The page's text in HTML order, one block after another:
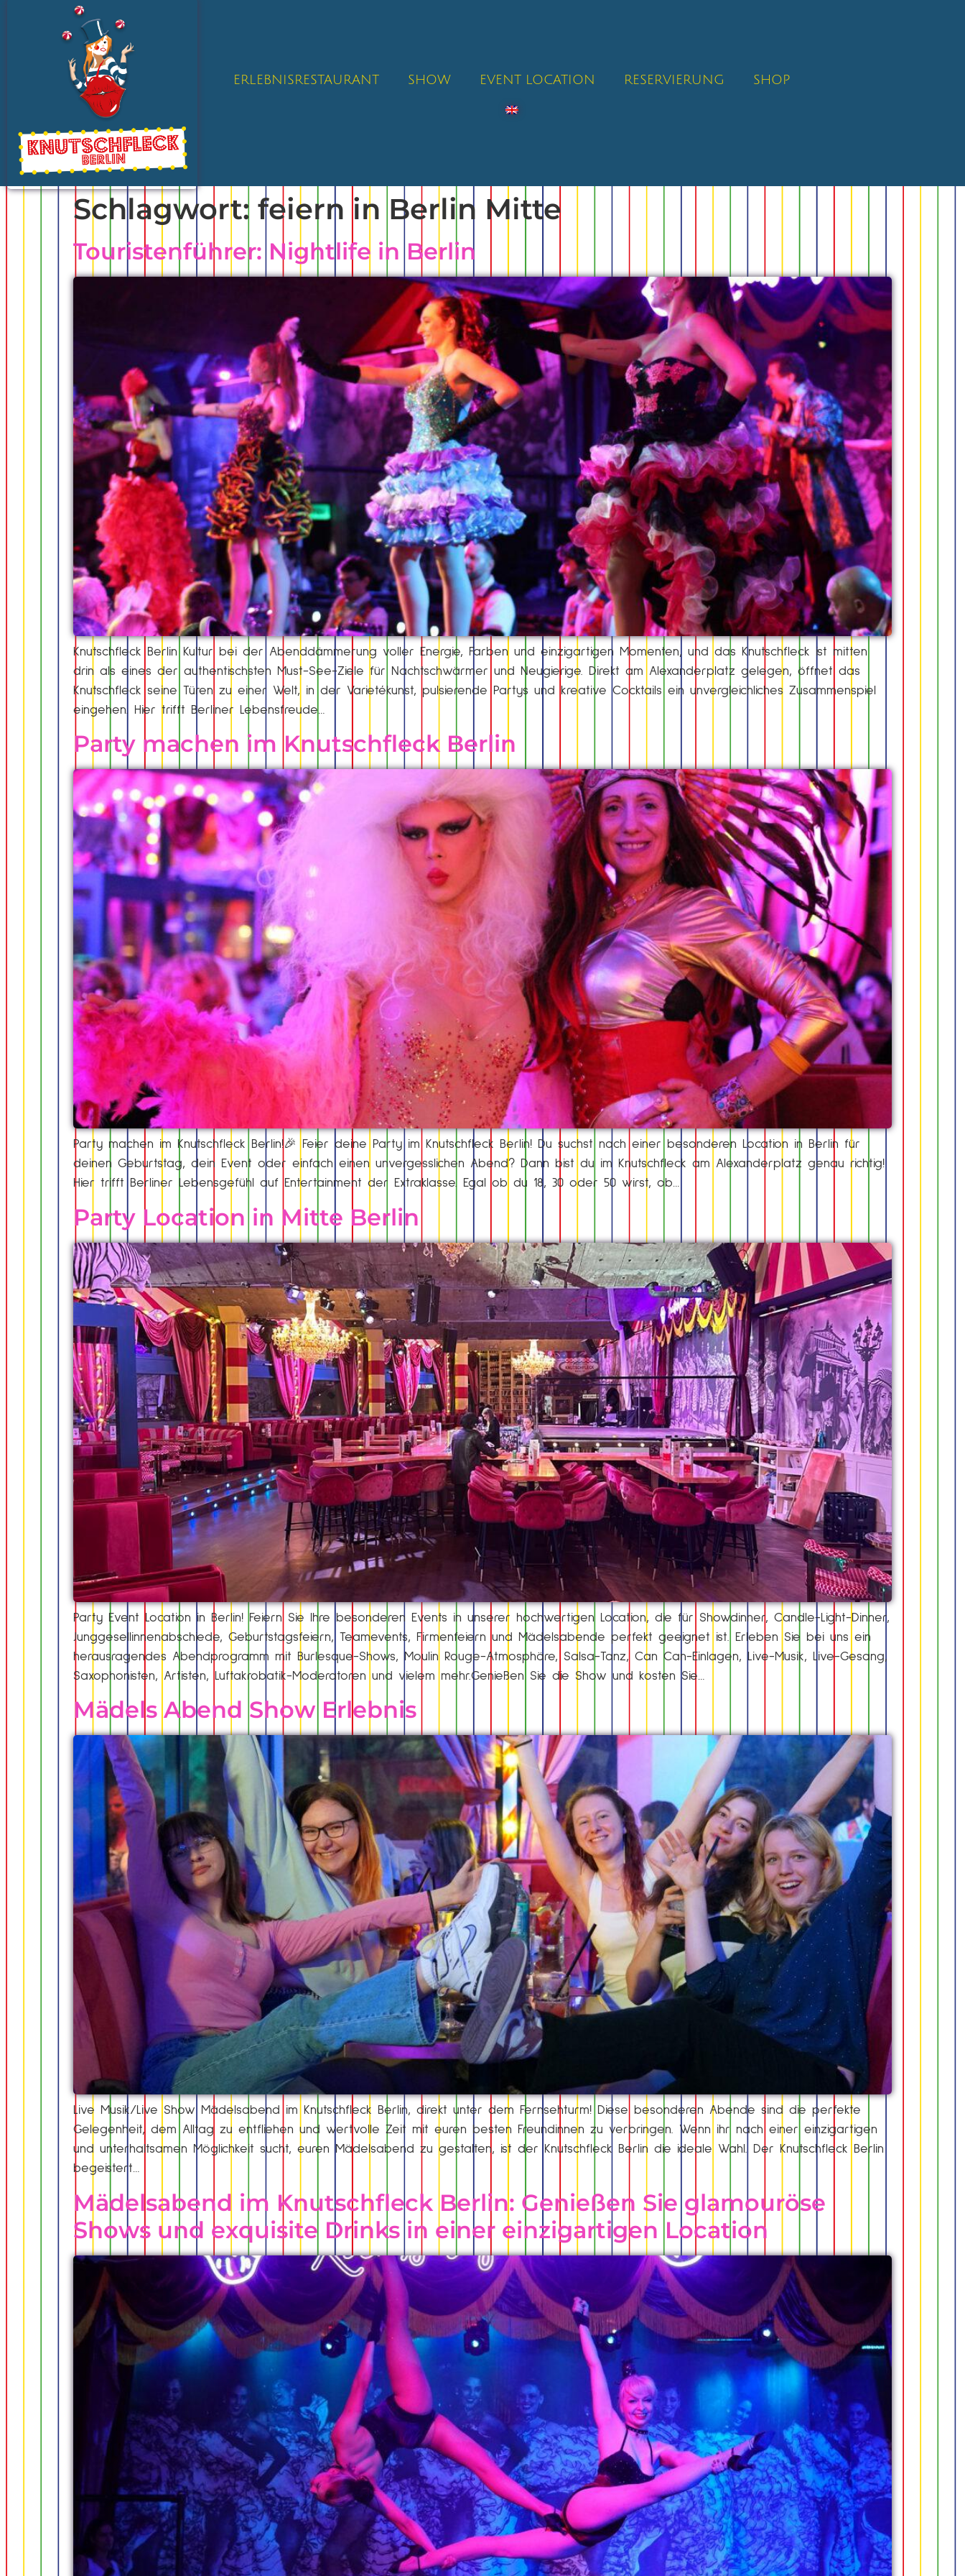
ERLEBNISRESTAURANT SHOW EVENT LOCATION RESERVIERUNG SHOP
Schlagwort: feiern in Berlin Mitte
Touristenführer: Nightlife in Berlin
Knutschfleck Berlin Kultur bei der Abenddämmerung voller Energie, Farben und einzigartigen Momenten, und das Knutschfleck ist mitten
drin als eines der authentischsten Must-See-Ziele für Nachtschwärmer und Neugierige. Direkt am Alexanderplatz gelegen, öffnet das
Knutschfleck seine Türen zu einer Welt, in der Varietékunst, pulsierende Partys und kreative Cocktails ein unvergleichliches Zusammenspiel
eingehen. Hier trifft Berliner Lebensfreude…
Party machen im Knutschfleck Berlin
Party machen im Knutschfleck Berlin!🎉 Feier deine Party im Knutschfleck Berlin! Du suchst nach einer besonderen Location in Berlin für
deinen Geburtstag, dein Event oder einfach einen unvergesslichen Abend? Dann bist du im Knutschfleck am Alexanderplatz genau richtig!
Hier trifft Berliner Lebensgefühl auf Entertainment der Extraklasse. Egal ob du 18, 30 oder 50 wirst, ob…
Party Location in Mitte Berlin
Party Event Location in Berlin! Feiern Sie Ihre besonderen Events in unserer hochwertigen Location, die für Showdinner, Candle-Light-Dinner,
Junggesellinnenabschiede, Geburtstagsfeiern, Teamevents, Firmenfeiern und Mädelsabende perfekt geeignet ist. Erleben Sie bei uns ein
herausragendes Abendprogramm mit Burlesque-Shows, Moulin Rouge-Atmosphäre, Salsa-Tanz, Can Can-Einlagen, Live-Musik, Live-Gesang,
Saxophonisten, Artisten, Luftakrobatik-Moderatoren und vielem mehr.Genießen Sie die Show und kosten Sie…
Mädels Abend Show Erlebnis
Live Musik/Live Show Mädelsabend im Knutschfleck Berlin, direkt unter dem Fernsehturm! Diese besonderen Abende sind die perfekte
Gelegenheit, dem Alltag zu entfliehen und wertvolle Zeit mit euren besten Freundinnen zu verbringen. Wenn ihr nach einer einzigartigen
und unterhaltsamen Möglichkeit sucht, euren Mädelsabend zu gestalten, ist der Knutschfleck Berlin die ideale Wahl. Der Knutschfleck Berlin
begeistert…
Mädelsabend im Knutschfleck Berlin: Genießen Sie glamouröse
Shows und exquisite Drinks in einer einzigartigen Location